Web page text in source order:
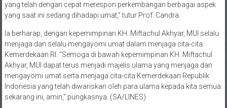
yang saat ini sedang dihadapi umat,” tutur Prof. Candra.
menjaga dan selalu mengayomi umat dalam menjaga cita-cita
Kemerdekaan RI. “Semoga di bawah kepemimpinan KH. Miftachul
Akhyar, MUI dapat terus menjadi majelis ulama yang menjaga dan
mengayomi umat serta menjaga cita-cita Kemerdekaan Republik
Indonesia yang telah diwariskan oleh para ulama kepada kita semua
sekarang ini, amin,” pungkasnya. (SA/LINES)